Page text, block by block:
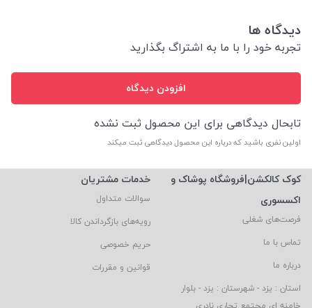
دیدگاه ها
تجربه خود را با ما به اشتراگ بگذارید
افزودن دیدگاه
تابحال دیدگاهی برای این محصول ثبت نشده
اولین نفری باشید که درباره این محصول دیدگاهی ثبت میکند
کوک کالکشن|فروشگاه پوشاک و
اکسسوری
فرصت‌های شغلی
تماس با ما
درباره ما
استان : یزد - شهرستان : یزد - بلوار
خدمات مشتریان
سوالات متداول
رویه‌های بازگرداندن کالا
حریم خصوصی
قوانین و مقررات